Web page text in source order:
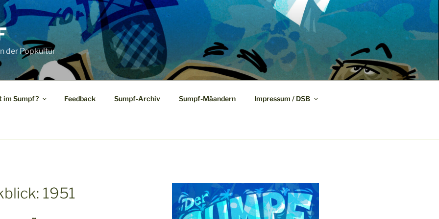
der Popkultur
im Sumpf? Feedback Sumpf-Archiv Sumpf-Mäandern Impressum / DSB
1951